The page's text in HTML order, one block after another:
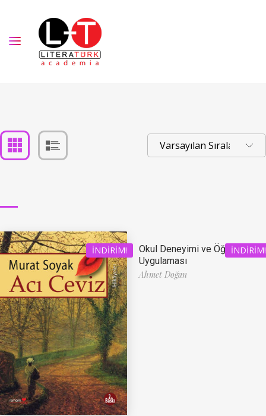
İNDIRIM! İNDIRIM!
Okul Deneyimi ve Öğretmenlik
Uygulaması
Ahmet Doğan